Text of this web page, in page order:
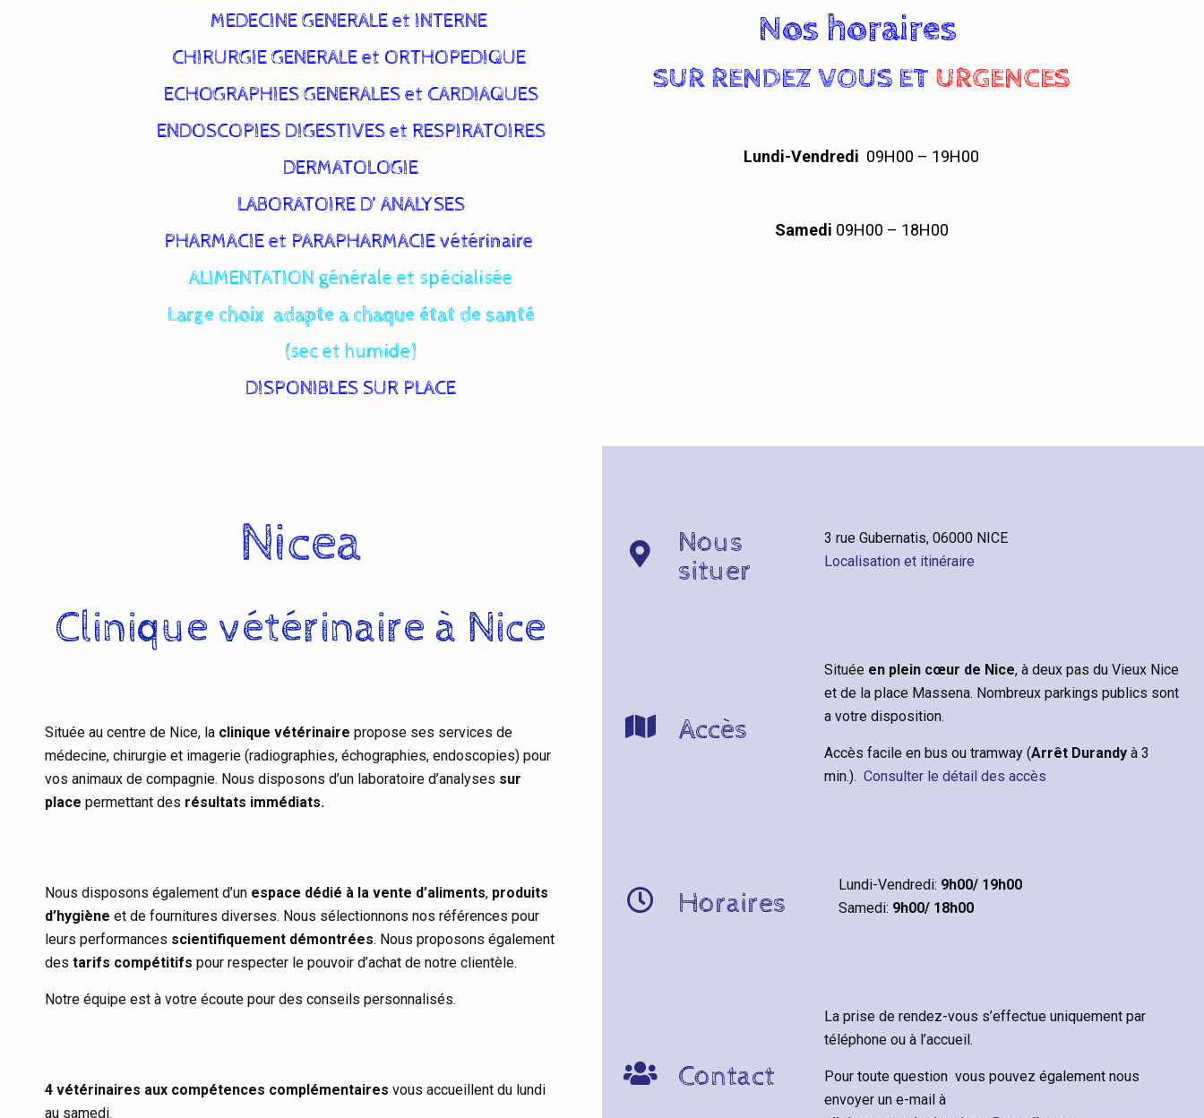
MEDECINE GENERALE et INTERNE
CHIRURGIE GENERALE et ORTHOPEDIQUE
ECHOGRAPHIES GENERALES et CARDIAQUES
ENDOSCOPIES DIGESTIVES et RESPIRATOIRES
DERMATOLOGIE
LABORATOIRE D’ ANALYSES
PHARMACIE et PARAPHARMACIE vétérinaire
ALIMENTATION générale et spécialisée
Large choix adapte a chaque état de santé
(sec et humide)
DISPONIBLES SUR PLACE
Nos horaires
SUR RENDEZ VOUS ET URGENCES
Lundi-Vendredi 09H00 – 19H00
Samedi 09H00 – 18H00
Nicea
Clinique vétérinaire à Nice
Située au centre de Nice, la clinique vétérinaire propose ses services de
médecine, chirurgie et imagerie (radiographies, échographies, endoscopies) pour
vos animaux de compagnie. Nous disposons d’un laboratoire d’analyses sur
place permettant des résultats immédiats.
Nous disposons également d’un espace dédié à la vente d’aliments, produits
d’hygiène et de fournitures diverses. Nous sélectionnons nos références pour
leurs performances scientifiquement démontrées. Nous proposons également
des tarifs compétitifs pour respecter le pouvoir d’achat de notre clientèle.
Notre équipe est à votre écoute pour des conseils personnalisés.
4 vétérinaires aux compétences complémentaires vous accueillent du lundi
au samedi.
Nous
situer
3 rue Gubernatis, 06000 NICE
Localisation et itinéraire
Accès
Située en plein cœur de Nice, à deux pas du Vieux Nice
et de la place Massena. Nombreux parkings publics sont
a votre disposition.
Accès facile en bus ou tramway (Arrêt Durandy à 3
min.).Consulter le détail des accès
Horaires
Lundi-Vendredi: 9h00/ 19h00
Samedi: 9h00/ 18h00
Contact
La prise de rendez-vous s’effectue uniquement par
téléphone ou à l’accueil.
Pour toute question vous pouvez également nous
envoyer un e-mail à